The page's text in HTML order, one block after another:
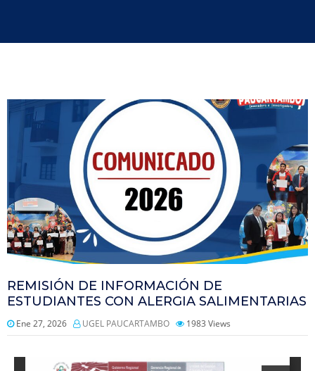
REMISIÓN DE INFORMACIÓN DE
ESTUDIANTES CON ALERGIA SALIMENTARIAS
Ene 27, 2026 UGEL PAUCARTAMBO 1983 Views